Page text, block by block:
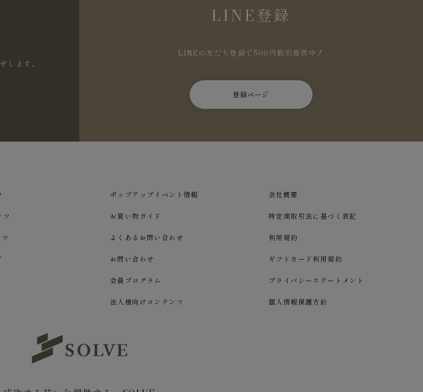
します。
LINE登録
LINEの友だち登録で500円割引提供中！
登録ページ
ポップアップイベント情報
お買い物ガイド
よくあるお問い合わせ
お問い合わせ
会員プログラム
法人様向けコンテンツ
会社概要
特定商取引法に基づく表記
利用規約
ギフトカード利用規約
プライバシーステートメント
個人情報保護方針